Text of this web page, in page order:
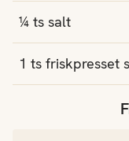
¼ ts salt
1 ts friskpresset